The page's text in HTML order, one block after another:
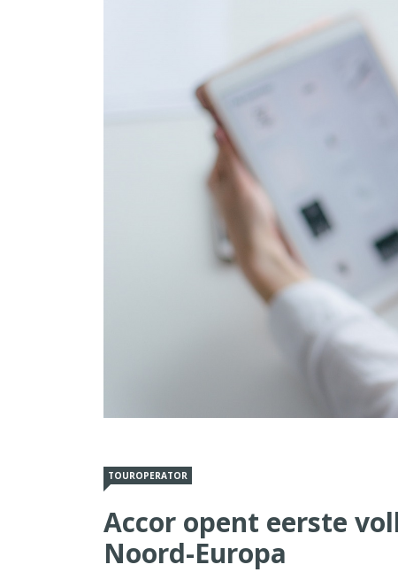
TOUROPERATOR
Accor opent eerste
Noord-Europa